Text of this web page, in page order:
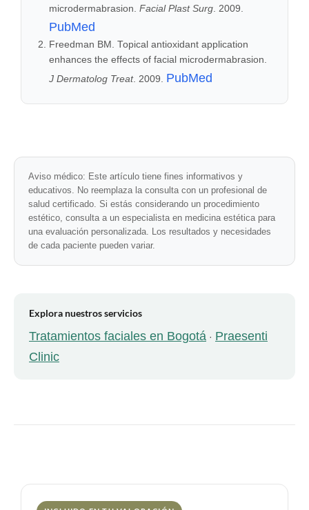
microdermabrasion. Facial Plast Surg. 2009.
PubMed
Freedman BM. Topical antioxidant application
enhances the effects of facial microdermabrasion.
J Dermatolog Treat. 2009. PubMed
Aviso médico: Este artículo tiene fines informativos y
educativos. No reemplaza la consulta con un profesional de
salud certificado. Si estás considerando un procedimiento
estético, consulta a un especialista en medicina estética para
una evaluación personalizada. Los resultados y necesidades
de cada paciente pueden variar.
Explora nuestros servicios
Tratamientos faciales en Bogotá · Praesenti
Clinic